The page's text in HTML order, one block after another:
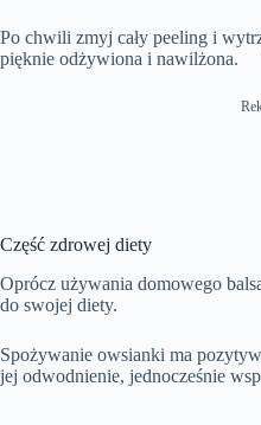
Po chwili zmyj cały peeling i
pięknie odżywiona i nawilżona.
Część zdrowej diety
Oprócz używania domowego
do swojej diety.
Spożywanie owsianki ma
jej odwodnienie, jednocześnie